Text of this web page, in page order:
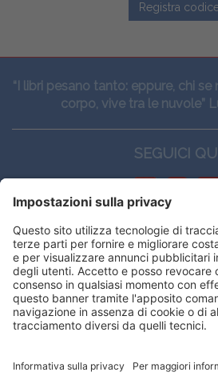
Registra
“I libri pesano tanto: eppure, chi
corpo, vive tra le nuvole”
SEGUICI
CONTATTI
Edi.Ermes srl
Viale E. Forlanini, 21 -
(+39)027021121
E-mail:
ORARI
offrirti la migliore